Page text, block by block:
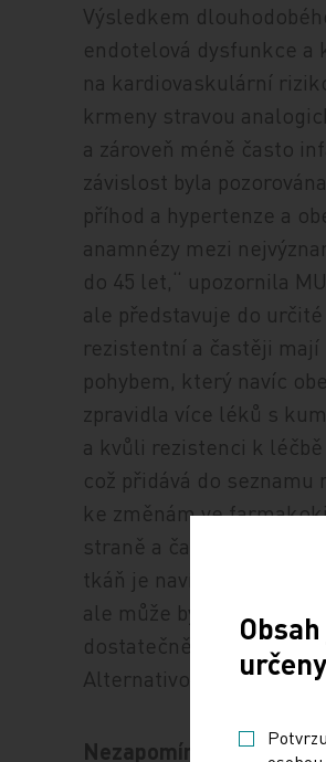
Výsledkem
endotelová dysfunkce a
na kardiovaskulární
krmeny stravou
a zároveň méně často
závislost byla
příhod a hypertenze a
anamnézy mezi
do 45 let,“ upozornila
ale představuje do
rezistentní a častěji
pohybem, který navíc
zpravidla více léků s
a kvůli rezistenci k
což přidává do
ke změnám ve
straně a častější
tkáň je navíc
ale může být už jen
dostatečně velká
Alternativou je měření
Nezapomínejme na